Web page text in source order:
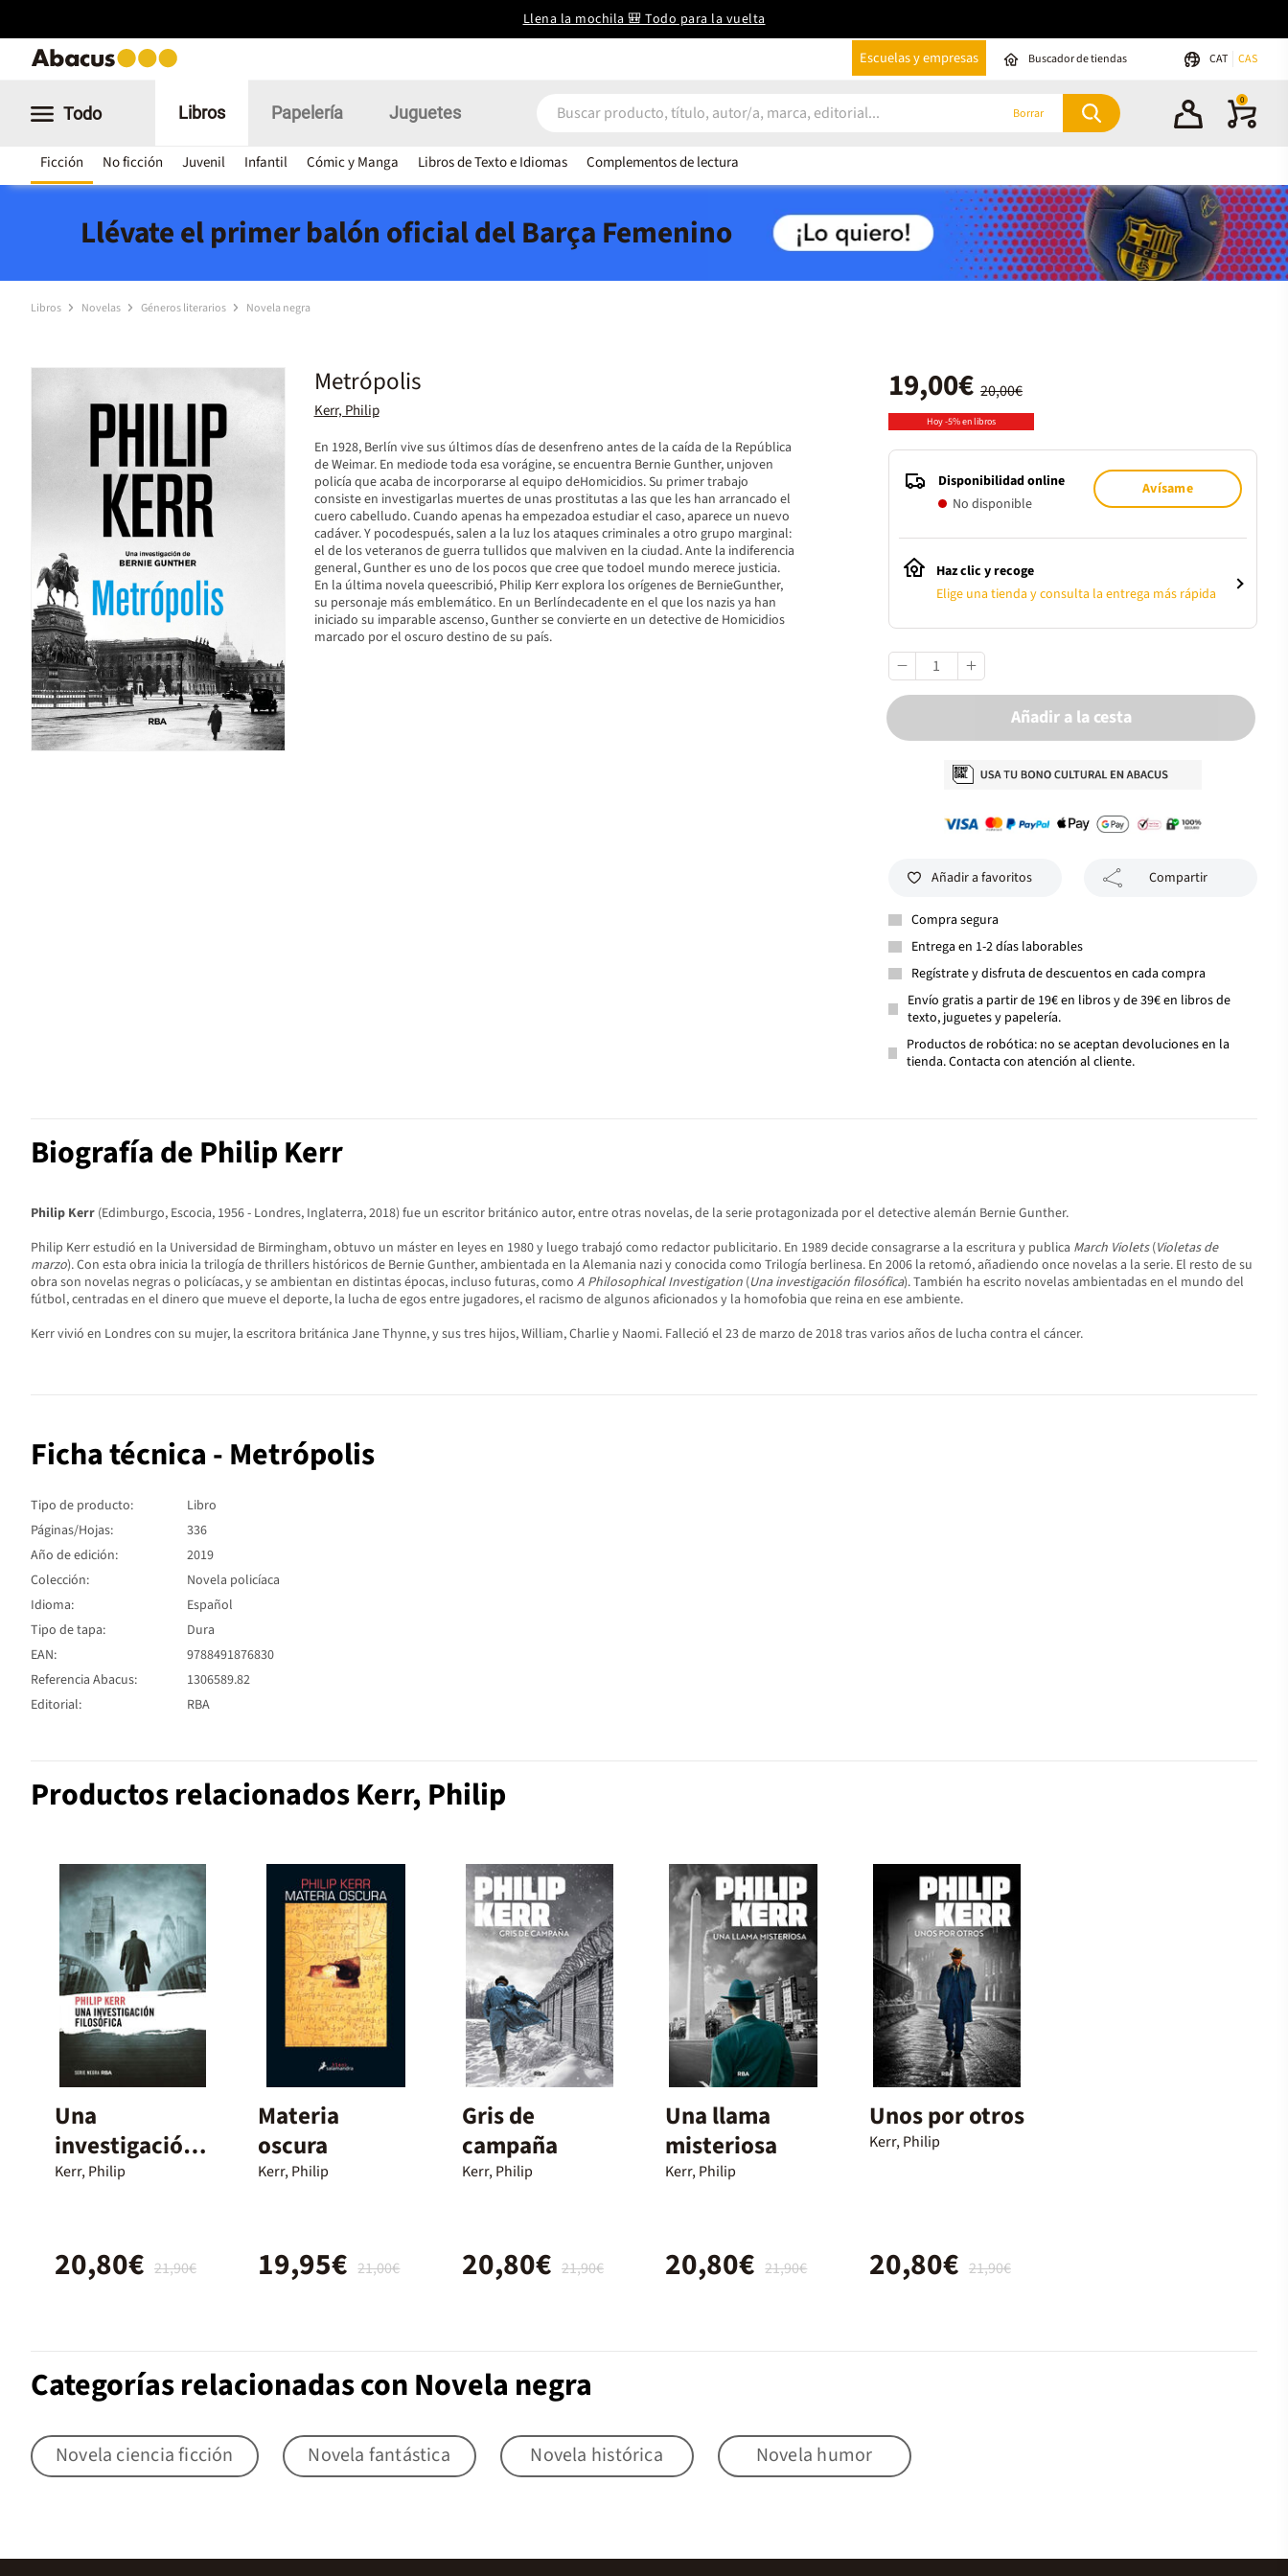
Llena la mochila 🎒 Todo para la vuelta
Escuelas y empresas Buscador de tiendas CAT CAS
Todo Libros
Ficción No ficción Juvenil Infantil Cómic y Manga Libros de Texto e Idiomas Complementos de lectura
Papelería Juguetes Borrar
0
Llévate el primer balón oficial del Barça Femenino
Libros Novelas Géneros literarios Novela negra
Metrópolis
Kerr, Philip
En 1928, Berlín vive sus últimos días de desenfreno antes de la caída de la República
de Weimar. En mediode toda esa vorágine, se encuentra Bernie Gunther, unjoven
policía que acaba de incorporarse al equipo deHomicidios. Su primer trabajo
consiste en investigarlas muertes de unas prostitutas a las que les han arrancado el
cuero cabelludo. Cuando apenas ha empezadoa estudiar el caso, aparece un nuevo
cadáver. Y pocodespués, salen a la luz los ataques criminales a otro grupo marginal:
el de los veteranos de guerra tullidos que malviven en la ciudad. Ante la indiferencia
general, Gunther es uno de los pocos que cree que todoel mundo merece justicia.
En la última novela queescribió, Philip Kerr explora los orígenes de BernieGunther,
su personaje más emblemático. En un Berlíndecadente en el que los nazis ya han
iniciado su imparable ascenso, Gunther se convierte en un detective de Homicidios
marcado por el oscuro destino de su país.
20,00€
19,00€
Hoy -5% en libros
Disponibilidad online
No disponible
Avísame
Haz clic y recoge
Elige una tienda y consulta la entrega más rápida
Añadir a la cesta
Añadir a favoritos Compartir
Compra segura
Entrega en 1-2 días laborables
Regístrate y disfruta de descuentos en cada compra
Envío gratis a partir de 19€ en libros y de 39€ en libros de
texto, juguetes y papelería.
Productos de robótica: no se aceptan devoluciones en la
tienda. Contacta con atención al cliente.
Biografía de Philip Kerr
Philip Kerr (Edimburgo, Escocia, 1956 - Londres, Inglaterra, 2018) fue un escritor británico autor, entre otras novelas, de la serie protagonizada por el detective alemán Bernie Gunther.
Philip Kerr estudió en la Universidad de Birmingham, obtuvo un máster en leyes en 1980 y luego trabajó como redactor publicitario. En 1989 decide consagrarse a la escritura y publica March Violets(Violetas de
marzo). Con esta obra inicia la trilogía de thrillers históricos de Bernie Gunther, ambientada en la Alemania nazi y conocida como Trilogía berlinesa. En 2006 la retomó, añadiendo once novelas a la serie. El resto de su
obra son novelas negras o policíacas, y se ambientan en distintas épocas, incluso futuras, como A Philosophical Investigation (Una investigación filosófica). También ha escrito novelas ambientadas en el mundo del
fútbol, centradas en el dinero que mueve el deporte, la lucha de egos entre jugadores, el racismo de algunos aficionados y la homofobia que reina en ese ambiente.
Kerr vivió en Londres con su mujer, la escritora británica Jane Thynne, y sus tres hijos, William, Charlie y Naomi. Falleció el 23 de marzo de 2018 tras varios años de lucha contra el cáncer.
Ficha técnica - Metrópolis
Tipo de producto:
Libro
Páginas/Hojas:
336
Año de edición:
2019
Colección:
Novela policíaca
Idioma:
Español
Tipo de tapa:
Dura
EAN:
9788491876830
Referencia Abacus:
1306589.82
Editorial:
RBA
Productos relacionados Kerr, Philip
Una
investigación
filosófica
Kerr, Philip
21,90€
20,80€
Materia
oscura
Kerr, Philip
21,00€
19,95€
Gris de
campaña
Kerr, Philip
21,90€
20,80€
Una llama
misteriosa
Kerr, Philip
21,90€
20,80€
Unos por otros
Kerr, Philip
21,90€
20,80€
Categorías relacionadas con Novela negra
Novela ciencia ficción Novela fantástica Novela histórica Novela humor